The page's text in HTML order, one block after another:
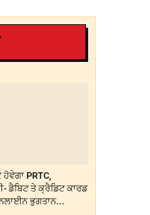
PRTC,
ਡੈਬਿਟ ਤੇ ਕ੍ਰੈਡਿਟ ਕਾਰਡ
ਭੁਗਤਾਨ...